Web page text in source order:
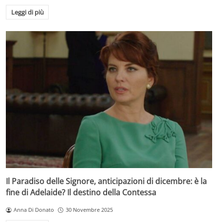
Leggi di più
Il Paradiso delle Signore, anticipazioni di dicembre: è la
fine di Adelaide? Il destino della Contessa
Anna Di Donato 30 Novembre 2025